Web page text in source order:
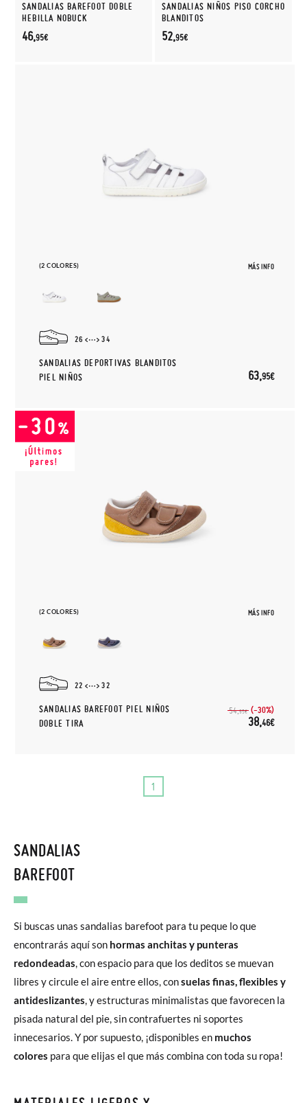
SANDALIAS BAREFOOT DOBLE
HEBILLA NOBUCK
46,95€
SANDALIAS NIÑOS PISO CORCHO
BLANDITOS
52,95€
(2 COLORES) MÁS INFO
26 34
SANDALIAS DEPORTIVAS BLANDITOS
PIEL NIÑOS
63,95€
(2 COLORES) MÁS INFO
22 32
SANDALIAS BAREFOOT PIEL NIÑOS
DOBLE TIRA
54,95€ (-30%)
38,46€
1
SANDALIAS
BAREFOOT
Si buscas unas sandalias barefoot para tu peque lo que
encontrarás aquí son hormas anchitas y punteras
redondeadas, con espacio para que los deditos se muevan
libres y circule el aire entre ellos, consuelas finas, flexibles y
antideslizantes, y estructuras minimalistas que favorecen la
pisada natural del pie, sin contrafuertes ni soportes
innecesarios. Y por supuesto, ¡disponibles en muchos
colores para que elijas el que más combina con toda su ropa!